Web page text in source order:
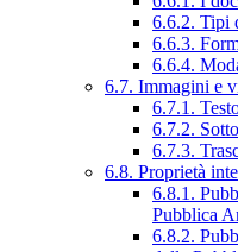
6.6.2. Tipi
6.6.3.
6.6.4.
6.7. Immagini e
6.7.1.
6.7.2.
6.7.3.
6.8. Proprietà
6.8.1.
Pubblica
6.8.2.